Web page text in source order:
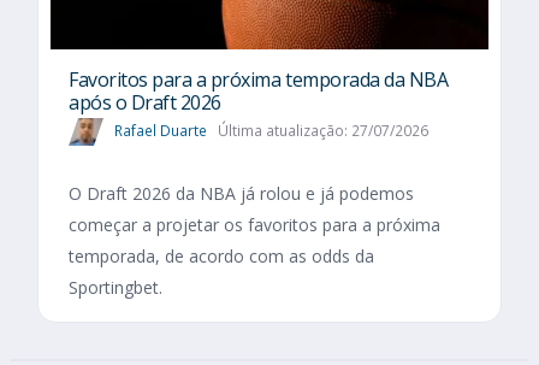
Favoritos para a próxima temporada da NBA
após o Draft 2026
Rafael Duarte Última atualização: 27/07/2026
O Draft 2026 da NBA já rolou e já podemos
começar a projetar os favoritos para a próxima
temporada, de acordo com as odds da
Sportingbet.